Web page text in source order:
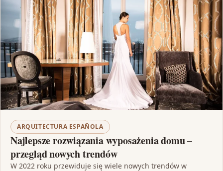
ARQUITECTURA ESPAÑOLA
Najlepsze rozwiązania wyposażenia domu –
przegląd nowych trendów
W 2022 roku przewiduje się wiele nowych trendów w